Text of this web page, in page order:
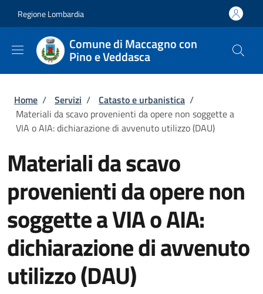
Regione Lombardia
Comune di Maccagno con
Pino e Veddasca
Briciole di pane
Home / Servizi / Catasto e urbanistica /
Materiali da scavo provenienti da opere non soggette a
VIA o AIA: dichiarazione di avvenuto utilizzo (DAU)
Materiali da scavo
provenienti da opere non
soggette a VIA o AIA:
dichiarazione di avvenuto
utilizzo (DAU)